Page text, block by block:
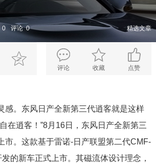
0 评论 0 精选文章
评论 收藏 点赞
感。东风日产全新第三代逍客就是这样
在逍客！”8月16日，东风日产全新第三
市。这款基于雷诺-日产联盟第二代CMF-
的新车正式上市。其磁流体设计理念，